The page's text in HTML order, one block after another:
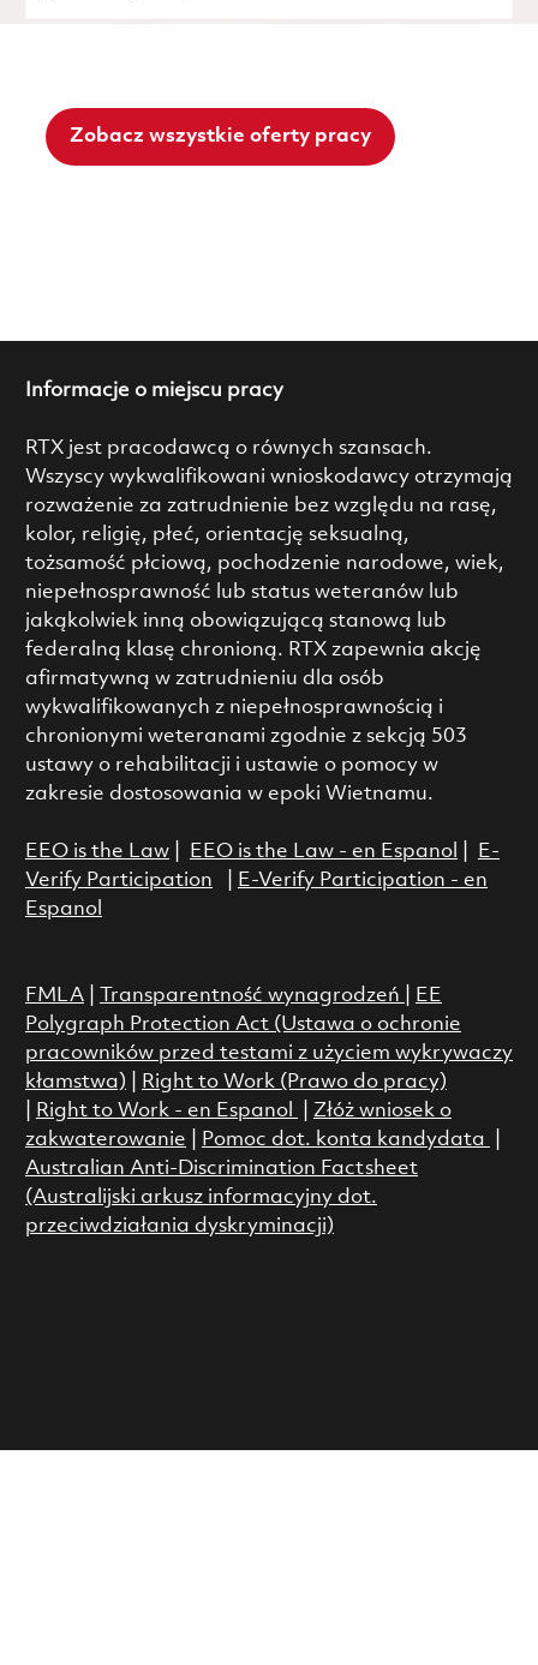
Zobacz wszystkie oferty pracy
Informacje o miejscu pracy
RTX jest pracodawcą o równych szansach.
Wszyscy wykwalifikowani wnioskodawcy otrzymają
rozważenie za zatrudnienie bez względu na rasę,
kolor, religię, płeć, orientację seksualną,
tożsamość płciową, pochodzenie narodowe, wiek,
niepełnosprawność lub status weteranów lub
jakąkolwiek inną obowiązującą stanową lub
federalną klasę chronioną. RTX zapewnia akcję
afirmatywną w zatrudnieniu dla osób
wykwalifikowanych z niepełnosprawnością i
chronionymi weteranami zgodnie z sekcją 503
ustawy o rehabilitacji i ustawie o pomocy w
zakresie dostosowania w epoki Wietnamu.
EEO is the Law| EEO is the Law - en Espanol
E-
Verify Participation
E-Verify Participation - en
Espanol
FMLA| Transparentność wynagrodzeń
EE
Polygraph Protection Act (Ustawa o ochronie
pracowników przed testami z użyciem wykrywaczy
kłamstwa)
Right to Work (Prawo do pracy)
Right to Work - en Espanol
Złóż wniosek o
zakwaterowanie
Pomoc dot. konta kandydata
Australian Anti-Discrimination Factsheet
(Australijski arkusz informacyjny dot.
przeciwdziałania dyskryminacji)